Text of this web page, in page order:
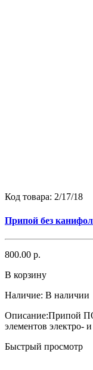
Код товара: 2/17/18
Припой без
800.00 р.
В корзину
Наличие: В наличии
Описание:Припой
элементов электро-
Быстрый просмотр